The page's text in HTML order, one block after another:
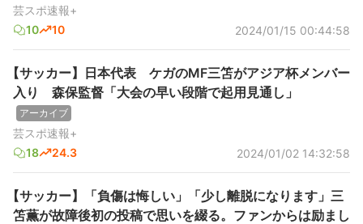
芸スポ速報+
10
10 2024/01/15 00:44:58
【サッカー】日本代表 ケガのMF三笘がアジア杯メンバー
入り 森保監督「大会の早い段階で起用見通し」
アーカイブ
芸スポ速報+
18
24.3 2024/01/02 14:32:58
【サッカー】「負傷は悔しい」「少し離脱になります」三
笘薫が故障後初の投稿で思いを綴る。ファンからは励まし